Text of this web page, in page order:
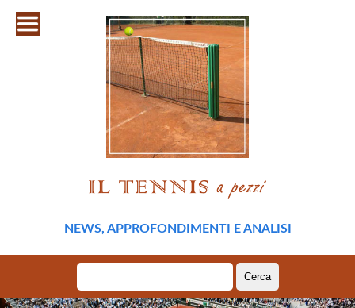
NEWS, APPROFONDIMENTI E ANALISI
per: